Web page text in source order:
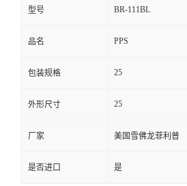
型号 BR-111BL
品名 PPS
包装规格 25
外形尺寸 25
厂家 美国雪佛龙菲利普
是否进口 是